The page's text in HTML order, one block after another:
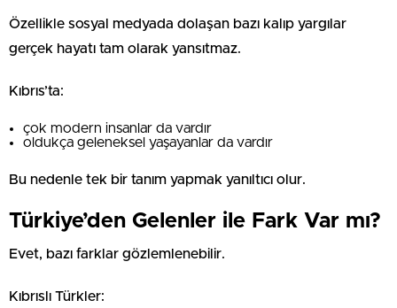
Özellikle sosyal medyada dolaşan bazı kalıp yargılar
gerçek hayatı tam olarak yansıtmaz.
Kıbrıs’ta:
çok modern insanlar da vardır
oldukça geleneksel yaşayanlar da vardır
Bu nedenle tek bir tanım yapmak yanıltıcı olur.
Türkiye’den Gelenler ile Fark Var mı?
Evet, bazı farklar gözlemlenebilir.
Kıbrıslı Türkler: